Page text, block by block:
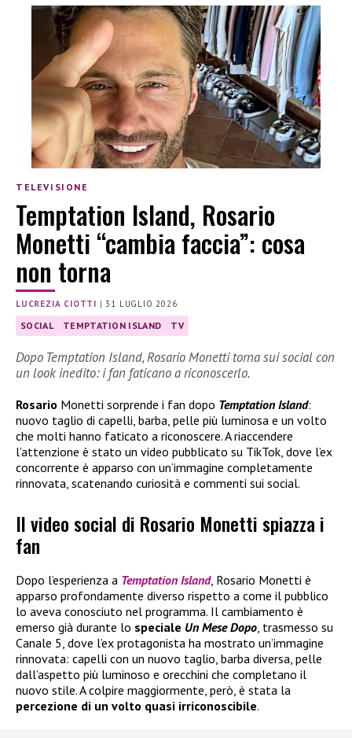
TELEVISIONE
Temptation Island, Rosario
Monetti “cambia faccia”: cosa
non torna
LUCREZIA CIOTTI |31 LUGLIO 2026
SOCIAL TEMPTATION ISLAND TV
Dopo Temptation Island, Rosario Monetti torna sui social con
un look inedito: i fan faticano a riconoscerlo.
Rosario Monetti sorprende i fan dopo Temptation Island:
nuovo taglio di capelli, barba, pelle più luminosa e un volto
che molti hanno faticato a riconoscere. A riaccendere
l’attenzione è stato un video pubblicato su TikTok, dove l’ex
concorrente è apparso con un’immagine completamente
rinnovata, scatenando curiosità e commenti sui social.
Il video social di Rosario Monetti spiazza i
fan
Dopo l’esperienza a Temptation Island, Rosario Monetti è
apparso profondamente diverso rispetto a come il pubblico
lo aveva conosciuto nel programma. Il cambiamento è
emerso già durante lo speciale Un Mese Dopo , trasmesso su
Canale 5, dove l’ex protagonista ha mostrato un’immagine
rinnovata: capelli con un nuovo taglio, barba diversa, pelle
dall’aspetto più luminoso e orecchini che completano il
nuovo stile. A colpire maggiormente, però, è stata la
percezione di un volto quasi irriconoscibile.